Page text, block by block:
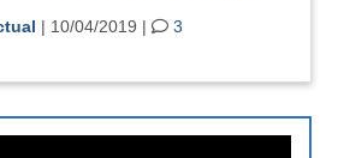
| 10/04/2019 |
3